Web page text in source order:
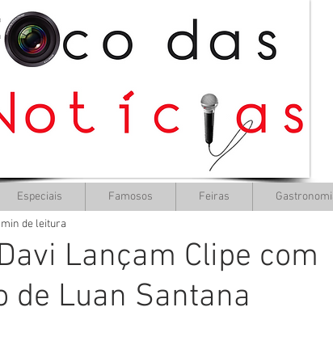
Lançam Clipe com
de Luan Santana
min de leitura
Especiais Famosos Feiras